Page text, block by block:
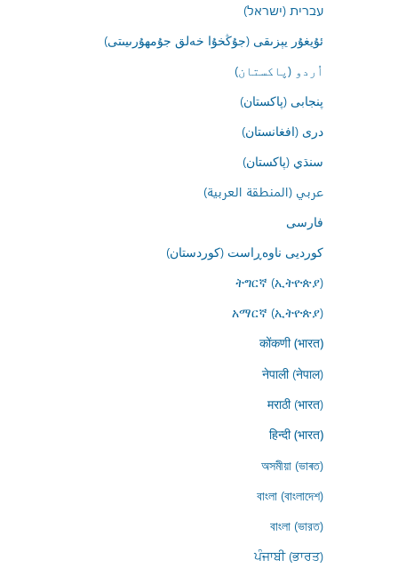
עברית (ישראל)
ئۇيغۇر يېزىقى (جۇڭخۇا خەلق جۇمھۇرىيىتى)
اُردو (پاکستان)
پنجابی (پاکستان)
درى (افغانستان)
سنڌي (پاکستان)
عربي (المنطقة العربية)
فارسى
کوردیی ناوەڕاست (کوردستان)
ትግርኛ (ኢትዮጵያ)
አማርኛ (ኢትዮጵያ)
कोंकणी (भारत)
नेपाली (नेपाल)
मराठी (भारत)
हिन्दी (भारत)
অসমীয়া (ভাৰত)
বাংলা (বাংলাদেশ)
বাংলা (ভারত)
ਪੰਜਾਬੀ (ਭਾਰਤ)